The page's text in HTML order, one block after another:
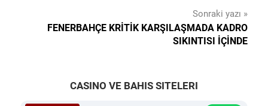
Sonraki yazı
FENERBAHÇE KRITIK KARŞILAŞMADA KADRO
SIKINTISI İÇINDE
CASINO VE BAHIS SITELERI